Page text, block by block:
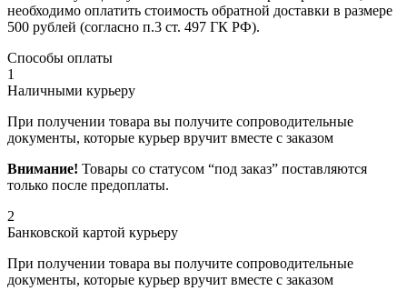
необходимо оплатить стоимость обратной доставки в размере
500 рублей (согласно п.3 ст. 497 ГК РФ).
Способы оплаты
1
Наличными курьеру
При получении товара вы получите сопроводительные
документы, которые курьер вручит вместе с заказом
Внимание! Товары со статусом “под заказ” поставляются
только после предоплаты.
2
Банковской картой курьеру
При получении товара вы получите сопроводительные
документы, которые курьер вручит вместе с заказом